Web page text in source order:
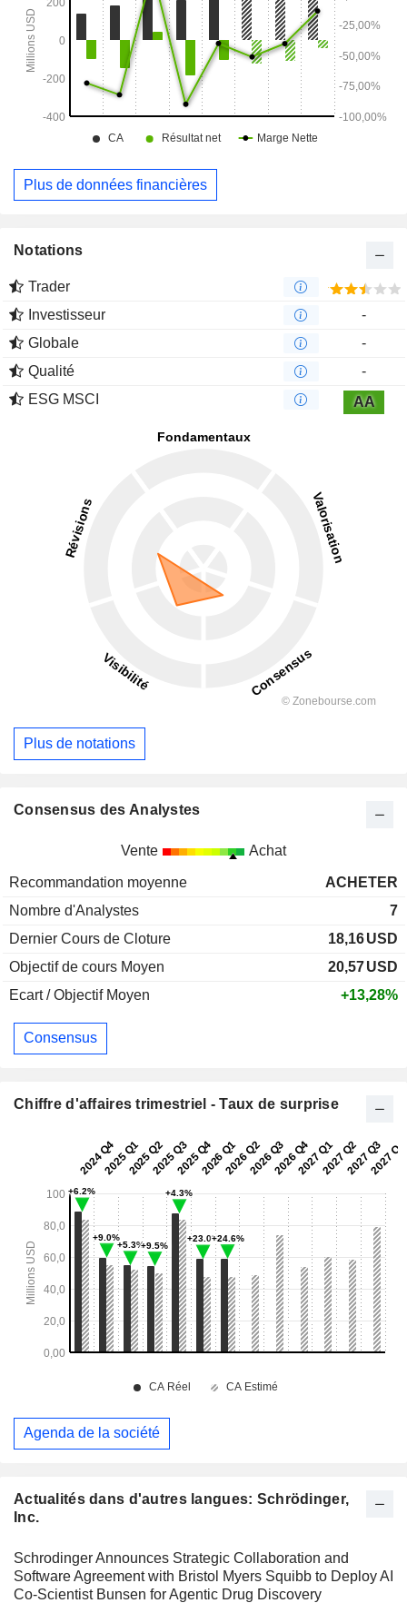
Actualités dans d'autres langues: Schrödinger,
Inc.
Schrodinger Announces Strategic Collaboration and
Software Agreement with Bristol Myers Squibb to Deploy AI
Co-Scientist Bunsen for Agentic Drug Discovery
de bibliothèques. Il peut également être utilisé pour calculer
les affinités de liaison absolues.
Plus de données financières
Notations
Trader
Investisseur
-
Globale
-
Qualité
-
ESG MSCI
AA
Plus de notations
Consensus des Analystes
Vente Achat
Recommandation moyenne
ACHETER
Nombre d'Analystes
7
Dernier Cours de Cloture
18,16USD
Objectif de cours Moyen
20,57USD
Ecart / Objectif Moyen
+13,28%
Consensus
Chiffre d'affaires trimestriel - Taux de surprise
Agenda de la société